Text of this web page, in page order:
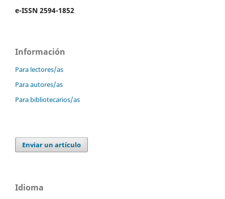
e-ISSN 2594-1852
Información
Para lectores/as
Para autores/as
Para bibliotecarios/as
Enviar un artículo
Idioma